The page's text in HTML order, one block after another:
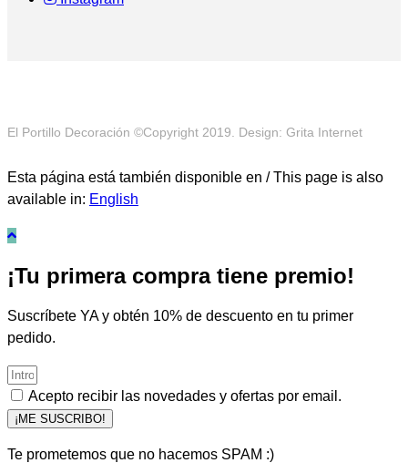
El Portillo Decoración ©Copyright 2019. Design: Grita Internet
Esta página está también disponible en / This page is also
available in: English
¡Tu primera compra tiene premio!
Suscríbete YA y obtén 10% de descuento en tu primer
pedido.
Acepto recibir las novedades y ofertas por email.
¡ME SUSCRIBO!
Te prometemos que no hacemos SPAM :)